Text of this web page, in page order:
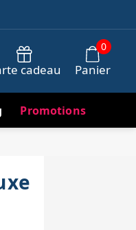
cadeau Panier
0
Promotions